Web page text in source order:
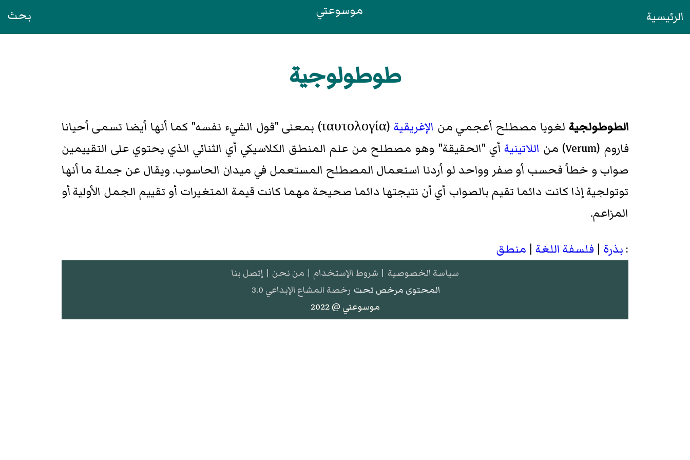
الرئيسية موسوعتي بحث
طوطولوجية
الطوطولجية لغويا مصطلح أعجمي من الإغريقية
(ταυτολογία) بمعنى "قول الشيء نفسه" كما أنها أيضا تسمى أحيانا
فاروم (Verum) من
اللاتينية أي "الحقيقة" وهو مصطلح من علم المنطق الكلاسيكي أي الثنائي الذي يحتوي على التقييمين
صواب و خطأ فحسب أو صفر وواحد لو أردنا استعمال المصطلح المستعمل في ميدان الحاسوب. ويقال عن جملة ما أنها
توتولجية إذا كانت دائما تقيم بالصواب أي أن نتيجتها دائما صحيحة مهما كانت قيمة المتغيرات أو تقييم الجمل الأولية أو
المزاعم.
: بذرة | فلسفة اللغة| منطق
سياسة الخصوصية | شروط الإستخدام | من نحن | إتصل بنا
المحتوى مرخص تحت رخصة المشاع الإبداعي 3.0
موسوعتي @ 2022